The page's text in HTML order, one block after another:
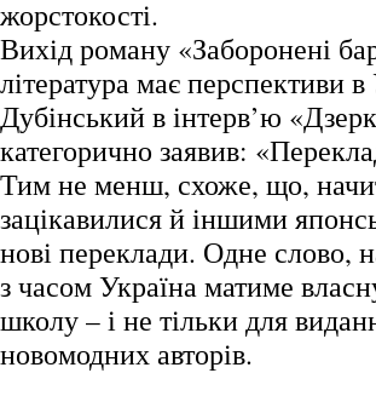
жорстокості.
Вихід роману «Заборонені
література має перспективи
Дубінський в інтерв’ю
категорично заявив:
Тим не менш, схоже, що,
зацікавилися й іншими
нові переклади. Одне слово,
з часом Україна матиме
школу – і не тільки для
новомодних авторів.